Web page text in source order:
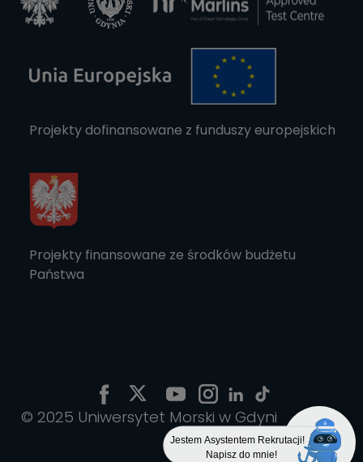
Projekty dofinansowane z funduszy europejskich
Projekty finansowane ze środków budżetu
Państwa
© 2025 Uniwersytet Morski w Gdyni